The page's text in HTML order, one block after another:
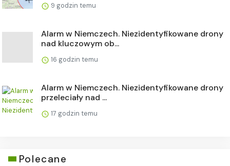
9 godzin temu
Alarm w Niemczech. Niezidentyfikowane drony
nad kluczowym ob...
16 godzin temu
Alarm w Niemczech. Niezidentyfikowane drony
przeleciały nad ...
17 godzin temu
Polecane